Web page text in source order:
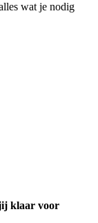
wat je nodig
klaar voor